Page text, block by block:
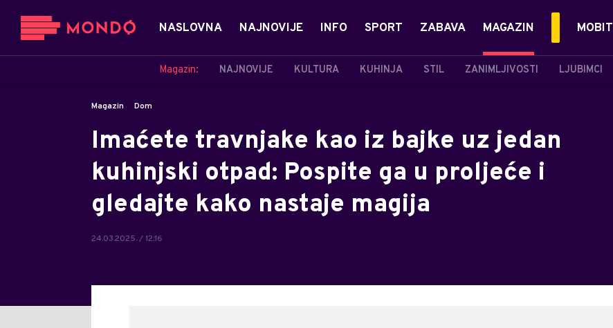
NASLOVNA NAJNOVIJE INFO SPORT ZABAVA MAGAZIN
Magazin: NAJNOVIJE KULTURA KUHINJA STIL ZANIMLJIVOSTI LJUBIMCI
MOBIT
Magazin Dom
Imaćete travnjake kao iz bajke uz jedan
kuhinjski otpad: Pospite ga u proljeće i
gledajte kako nastaje magija
24.03.2025. / 12:16